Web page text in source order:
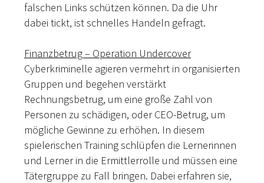
falschen Links schützen können. Da die Uhr
dabei tickt, ist schnelles Handeln gefragt.
Finanzbetrug – Operation Undercover
Cyberkriminelle agieren vermehrt in organisierten
Gruppen und begehen verstärkt
Rechnungsbetrug, um eine große Zahl von
Personen zu schädigen, oder CEO-Betrug, um
mögliche Gewinne zu erhöhen. In diesem
spielerischen Training schlüpfen die Lernerinnen
und Lerner in die Ermittlerrolle und müssen eine
Tätergruppe zu Fall bringen. Dabei erfahren sie,